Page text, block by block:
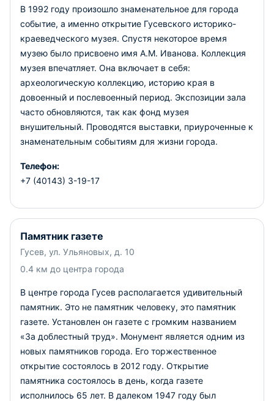
В 1992 году произошло знаменательное для города
событие, а именно открытие Гусевского историко-
краеведческого музея. Спустя некоторое время
музею было присвоено имя А.М. Иванова. Коллекция
музея впечатляет. Она включает в себя:
археологическую коллекцию, историю края в
довоенный и послевоенный период. Экспозиции зала
часто обновляются, так как фонд музея
внушительный. Проводятся выставки, приуроченные к
знаменательным событиям для жизни города.
Телефон:
+7 (40143) 3-19-17
Памятник газете
Гусев, ул. Ульяновых, д. 10
0.4 км до центра города
В центре города Гусев располагается удивительный
памятник. Это не памятник человеку, это памятник
газете. Установлен он газете с громким названием
«За доблестный труд». Монумент является одним из
новых памятников города. Его торжественное
открытие состоялось в 2012 году. Открытие
памятника состоялось в день, когда газете
исполнилось 65 лет. В далеком 1947 году был